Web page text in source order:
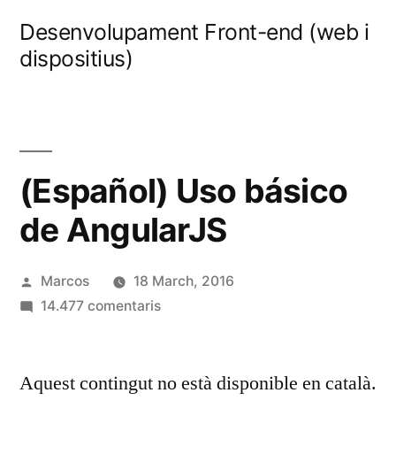
Desenvolupament Front-end (web i
dispositius)
(Español) Uso básico
de AngularJS
Publicat
per
Marcos
18 March, 2016
14.477 comentarisa
básico
Aquest contingut no està disponible en català.